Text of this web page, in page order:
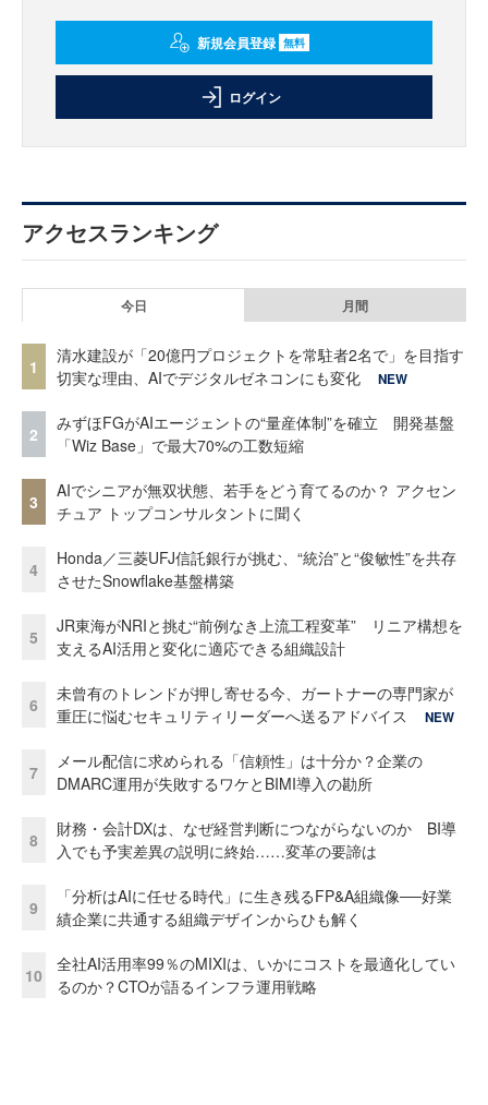
新規会員登録 無料
ログイン
アクセスランキング
今日 月間
1
清水建設が「20億円プロジェクトを常駐者2名で」を目指す
切実な理由、AIでデジタルゼネコンにも変化
NEW
2
みずほFGがAIエージェントの“量産体制”を確立 開発基盤
「Wiz Base」で最大70%の工数短縮
3
AIでシニアが無双状態、若手をどう育てるのか？ アクセン
チュア トップコンサルタントに聞く
4
Honda／三菱UFJ信託銀行が挑む、“統治”と“俊敏性”を共存
させたSnowflake基盤構築
5
JR東海がNRIと挑む“前例なき上流工程変革” リニア構想を
支えるAI活用と変化に適応できる組織設計
6
未曾有のトレンドが押し寄せる今、ガートナーの専門家が
重圧に悩むセキュリティリーダーへ送るアドバイス
NEW
7
メール配信に求められる「信頼性」は十分か？企業の
DMARC運用が失敗するワケとBIMI導入の勘所
8
財務・会計DXは、なぜ経営判断につながらないのか BI導
入でも予実差異の説明に終始……変革の要諦は
9
「分析はAIに任せる時代」に生き残るFP&A組織像──好業
績企業に共通する組織デザインからひも解く
10
全社AI活用率99％のMIXIは、いかにコストを最適化してい
るのか？CTOが語るインフラ運用戦略